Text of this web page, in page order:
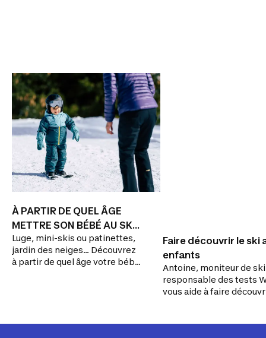
À PARTIR DE QUEL ÂGE
METTRE SON BÉBÉ AU SKI
?
Luge, mini-skis ou patinettes,
jardin des neiges… Découvrez
à partir de quel âge votre bébé
Faire découvrir le ski
enfants
Antoine, moniteur de
responsable des tests
vous aide à faire